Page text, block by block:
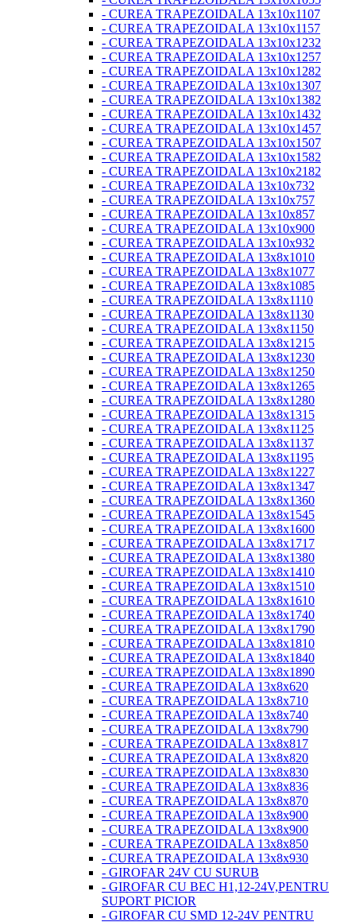
- CUREA TRAPEZOIDALA 13x10x1107
- CUREA TRAPEZOIDALA 13x10x1157
- CUREA TRAPEZOIDALA 13x10x1232
- CUREA TRAPEZOIDALA 13x10x1257
- CUREA TRAPEZOIDALA 13x10x1282
- CUREA TRAPEZOIDALA 13x10x1307
- CUREA TRAPEZOIDALA 13x10x1382
- CUREA TRAPEZOIDALA 13x10x1432
- CUREA TRAPEZOIDALA 13x10x1457
- CUREA TRAPEZOIDALA 13x10x1507
- CUREA TRAPEZOIDALA 13x10x1582
- CUREA TRAPEZOIDALA 13x10x2182
- CUREA TRAPEZOIDALA 13x10x732
- CUREA TRAPEZOIDALA 13x10x757
- CUREA TRAPEZOIDALA 13x10x857
- CUREA TRAPEZOIDALA 13x10x900
- CUREA TRAPEZOIDALA 13x10x932
- CUREA TRAPEZOIDALA 13x8x1010
- CUREA TRAPEZOIDALA 13x8x1077
- CUREA TRAPEZOIDALA 13x8x1085
- CUREA TRAPEZOIDALA 13x8x1110
- CUREA TRAPEZOIDALA 13x8x1130
- CUREA TRAPEZOIDALA 13x8x1150
- CUREA TRAPEZOIDALA 13x8x1215
- CUREA TRAPEZOIDALA 13x8x1230
- CUREA TRAPEZOIDALA 13x8x1250
- CUREA TRAPEZOIDALA 13x8x1265
- CUREA TRAPEZOIDALA 13x8x1280
- CUREA TRAPEZOIDALA 13x8x1315
- CUREA TRAPEZOIDALA 13x8x1125
- CUREA TRAPEZOIDALA 13x8x1137
- CUREA TRAPEZOIDALA 13x8x1195
- CUREA TRAPEZOIDALA 13x8x1227
- CUREA TRAPEZOIDALA 13x8x1347
- CUREA TRAPEZOIDALA 13x8x1360
- CUREA TRAPEZOIDALA 13x8x1545
- CUREA TRAPEZOIDALA 13x8x1600
- CUREA TRAPEZOIDALA 13x8x1717
- CUREA TRAPEZOIDALA 13x8x1380
- CUREA TRAPEZOIDALA 13x8x1410
- CUREA TRAPEZOIDALA 13x8x1510
- CUREA TRAPEZOIDALA 13x8x1610
- CUREA TRAPEZOIDALA 13x8x1740
- CUREA TRAPEZOIDALA 13x8x1790
- CUREA TRAPEZOIDALA 13x8x1810
- CUREA TRAPEZOIDALA 13x8x1840
- CUREA TRAPEZOIDALA 13x8x1890
- CUREA TRAPEZOIDALA 13x8x620
- CUREA TRAPEZOIDALA 13x8x710
- CUREA TRAPEZOIDALA 13x8x740
- CUREA TRAPEZOIDALA 13x8x790
- CUREA TRAPEZOIDALA 13x8x817
- CUREA TRAPEZOIDALA 13x8x820
- CUREA TRAPEZOIDALA 13x8x830
- CUREA TRAPEZOIDALA 13x8x836
- CUREA TRAPEZOIDALA 13x8x870
- CUREA TRAPEZOIDALA 13x8x900
- CUREA TRAPEZOIDALA 13x8x900
- CUREA TRAPEZOIDALA 13x8x850
- CUREA TRAPEZOIDALA 13x8x930
- GIROFAR 24V CU SURUB
- GIROFAR CU BEC H1,12-24V,PENTRU
SUPORT PICIOR
- GIROFAR CU SMD 12-24V PENTRU